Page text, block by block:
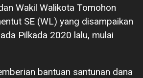
Wakil Walikota Tomohon
SE (WL) yang disampaikan
Pilkada 2020 lalu, mulai
bantuan santunan dana